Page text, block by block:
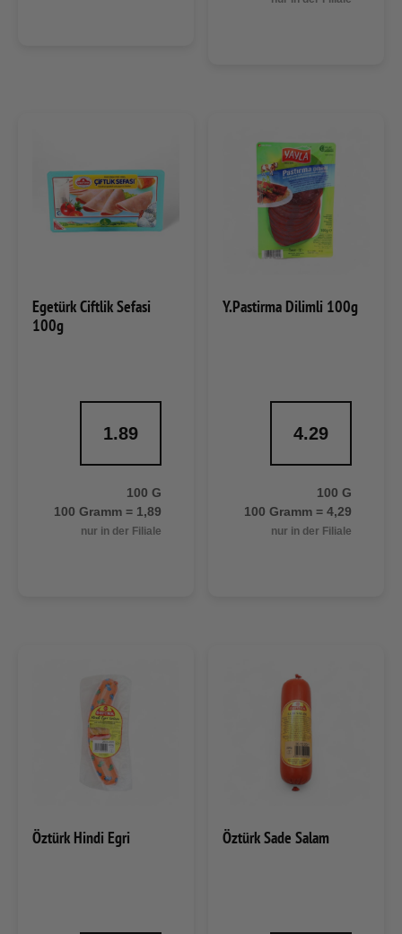
Egetürk Ciftlik Sefasi
100g
1.89
100 G
100 Gramm = 1,89
nur in der Filiale
Y.Pastirma Dilimli 100g
4.29
100 G
100 Gramm = 4,29
nur in der Filiale
Öztürk Hindi Egri Öztürk Sade Salam